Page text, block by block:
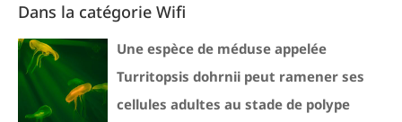
Dans la catégorie Wifi
Une espèce de méduse appelée
Turritopsis dohrnii peut ramener ses
cellules adultes au stade de polype